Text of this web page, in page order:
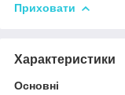
Приховати
Характеристики
Основні